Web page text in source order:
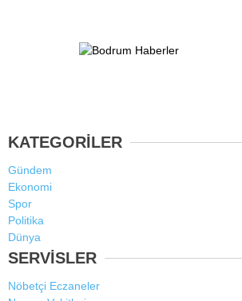
KATEGORİLER
Gündem
Ekonomi
Spor
Politika
Dünya
SERVİSLER
Nöbetçi Eczaneler